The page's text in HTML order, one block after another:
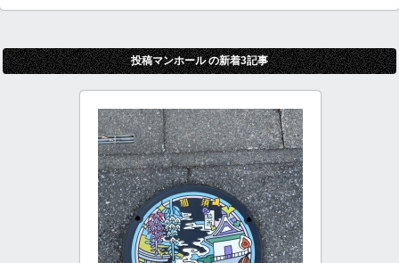
投稿マンホール の新着3記事